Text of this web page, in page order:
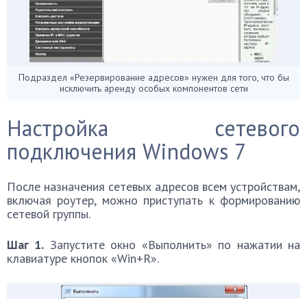
Подраздел «Резервирование адресов» нужен для того, что бы
исключить аренду особых компонентов сети
Настройка сетевого
подключения Windows 7
После назначения сетевых адресов всем устройствам,
включая роутер, можно приступать к формированию
сетевой группы.
Шаг 1. Запустите окно «Выполнить» по нажатии на
клавиатуре кнопок «Win+R».